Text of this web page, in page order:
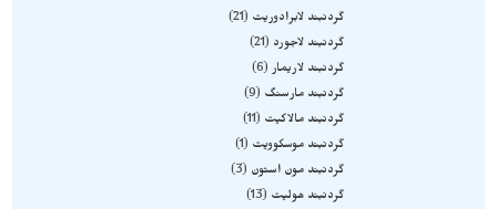
گردنبند لابرادوریت
21
گردنبند لاجورد
21
گردنبند لاریمار 6
گردنبند مارسنگ
9
گردنبند مالاکیت
11
گردنبند موسکوویت
1
گردنبند مون استون
3
گردنبند هولیت
13